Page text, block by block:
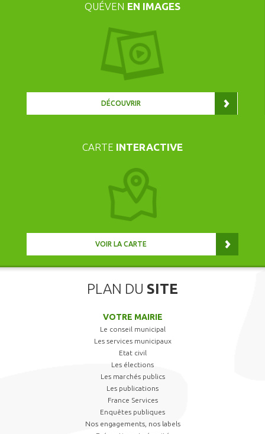
QUÉVEN EN IMAGES
DÉCOUVRIR
CARTE INTERACTIVE
VOIR LA CARTE
PLAN DU SITE
VOTRE MAIRIE
Le conseil municipal
Les services municipaux
Etat civil
Les élections
Les marchés publics
Les publications
France Services
Enquêtes publiques
Nos engagements, nos labels